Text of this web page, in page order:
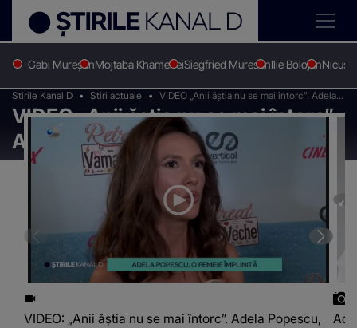
Gabi MureșanMojtaba KhameneiSiegfried MuresanIlie Bolojan
Stirile Kanal D Stiri actuale
VIDEO „Anii ăștia nu se mai întorc”. Adela
Popescu, surpriză de ziua ei
VIDEO „Anii ăștia nu se mai întorc”.
Adela Popescu, surpriză de ziua ei
VIDEO: „Anii ăștia nu se mai întorc”. Adela Popescu,